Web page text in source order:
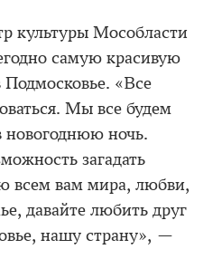
культуры Мособласти
самую красивую
Подмосковье. «Все
Мы все будем
новогоднюю ночь.
загадать
всем вам мира, любви,
давайте любить друг
нашу страну», —